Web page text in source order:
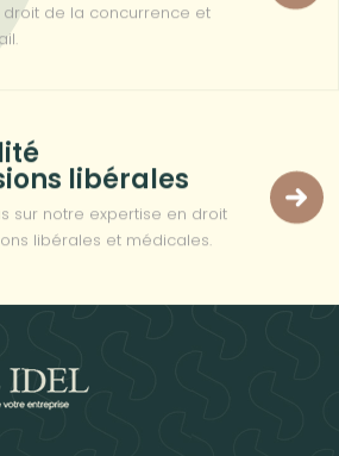
droit de la concurrence et
libérales
sur notre expertise en droit
libérales et médicales.